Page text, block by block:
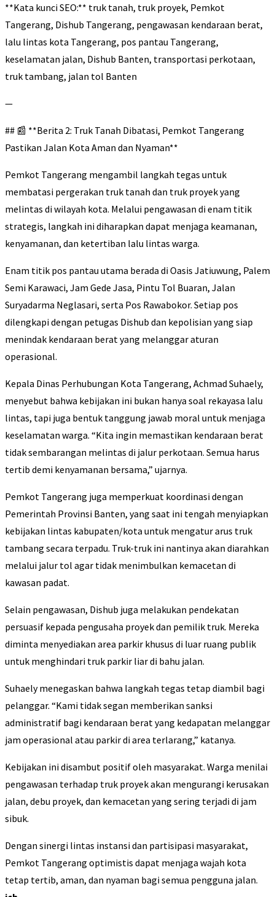
**Kata kunci SEO:** truk tanah, truk proyek, Pemkot
Tangerang, Dishub Tangerang, pengawasan kendaraan berat,
lalu lintas kota Tangerang, pos pantau Tangerang,
keselamatan jalan, Dishub Banten, transportasi perkotaan,
truk tambang, jalan tol Banten
—
## 📰 **Berita 2: Truk Tanah Dibatasi, Pemkot Tangerang
Pastikan Jalan Kota Aman dan Nyaman**
Pemkot Tangerang mengambil langkah tegas untuk
membatasi pergerakan truk tanah dan truk proyek yang
melintas di wilayah kota. Melalui pengawasan di enam titik
strategis, langkah ini diharapkan dapat menjaga keamanan,
kenyamanan, dan ketertiban lalu lintas warga.
Enam titik pos pantau utama berada di Oasis Jatiuwung, Palem
Semi Karawaci, Jam Gede Jasa, Pintu Tol Buaran, Jalan
Suryadarma Neglasari, serta Pos Rawabokor. Setiap pos
dilengkapi dengan petugas Dishub dan kepolisian yang siap
menindak kendaraan berat yang melanggar aturan
operasional.
Kepala Dinas Perhubungan Kota Tangerang, Achmad Suhaely,
menyebut bahwa kebijakan ini bukan hanya soal rekayasa lalu
lintas, tapi juga bentuk tanggung jawab moral untuk menjaga
keselamatan warga. “Kita ingin memastikan kendaraan berat
tidak sembarangan melintas di jalur perkotaan. Semua harus
tertib demi kenyamanan bersama,” ujarnya.
Pemkot Tangerang juga memperkuat koordinasi dengan
Pemerintah Provinsi Banten, yang saat ini tengah menyiapkan
kebijakan lintas kabupaten/kota untuk mengatur arus truk
tambang secara terpadu. Truk-truk ini nantinya akan diarahkan
melalui jalur tol agar tidak menimbulkan kemacetan di
kawasan padat.
Selain pengawasan, Dishub juga melakukan pendekatan
persuasif kepada pengusaha proyek dan pemilik truk. Mereka
diminta menyediakan area parkir khusus di luar ruang publik
untuk menghindari truk parkir liar di bahu jalan.
Suhaely menegaskan bahwa langkah tegas tetap diambil bagi
pelanggar. “Kami tidak segan memberikan sanksi
administratif bagi kendaraan berat yang kedapatan melanggar
jam operasional atau parkir di area terlarang,” katanya.
Kebijakan ini disambut positif oleh masyarakat. Warga menilai
pengawasan terhadap truk proyek akan mengurangi kerusakan
jalan, debu proyek, dan kemacetan yang sering terjadi di jam
sibuk.
Dengan sinergi lintas instansi dan partisipasi masyarakat,
Pemkot Tangerang optimistis dapat menjaga wajah kota
tetap tertib, aman, dan nyaman bagi semua pengguna jalan.